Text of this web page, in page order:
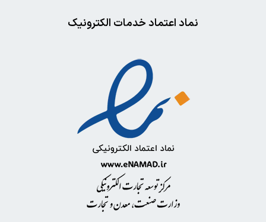
نماد اعتماد خدمات الکترونیک